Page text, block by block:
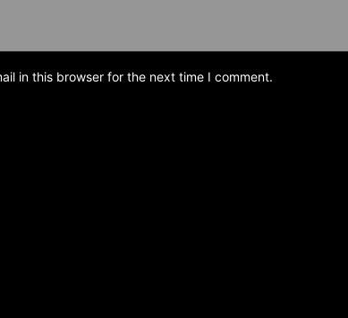
in this browser for the next time I comment.